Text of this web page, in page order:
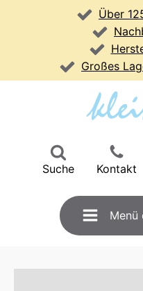
Über
Großes
Suche Kontakt
Menü